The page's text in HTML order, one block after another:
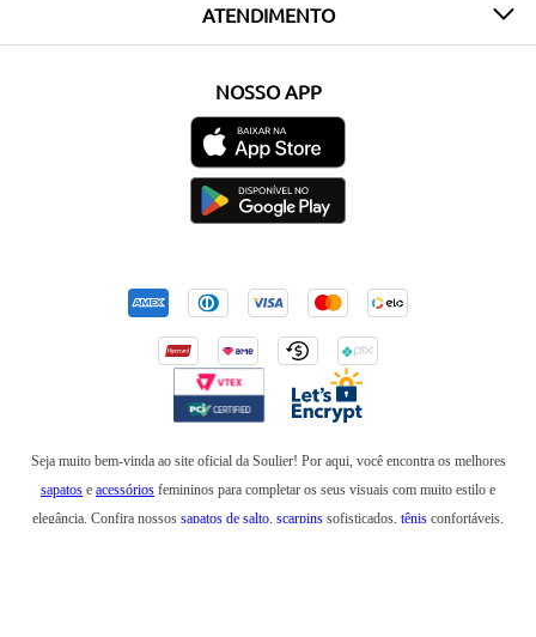
ATENDIMENTO
NOSSO APP
Seja muito bem-vinda ao site oficial da Soulier! Por aqui, você encontra os melhores
sapatos e acessórios femininos para completar os seus visuais com muito estilo e
elegância. Confira nossos sapatos de salto scarpins sofisticados, tênis confortáveis,